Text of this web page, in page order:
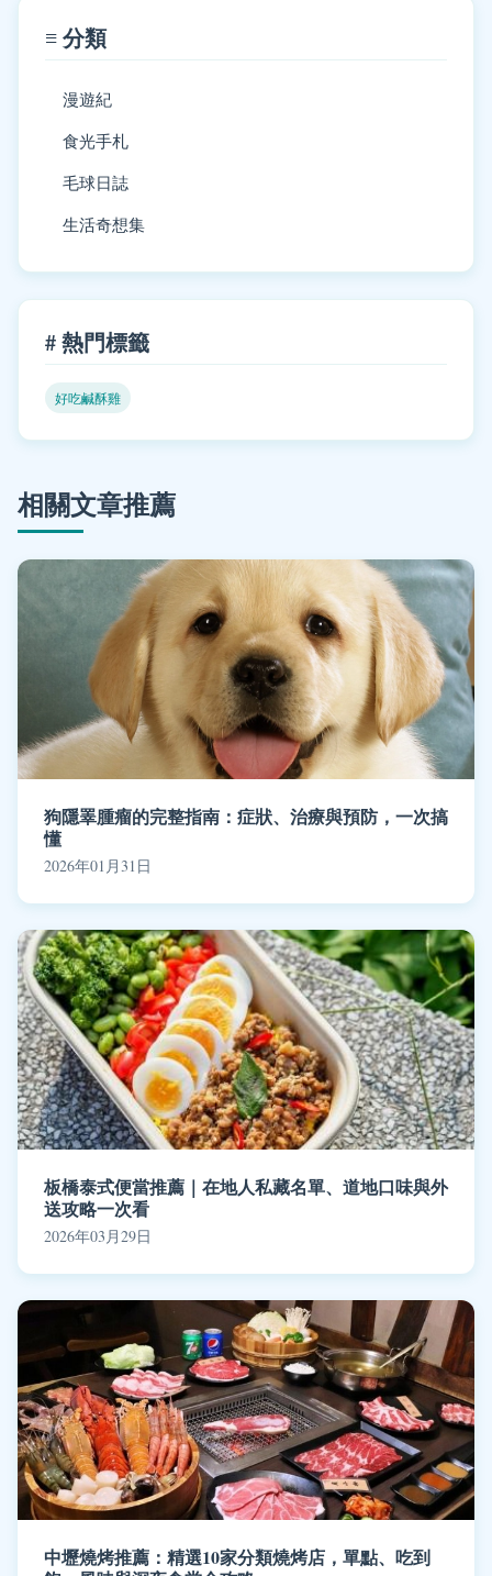
≡ 分類
漫遊紀
食光手札
毛球日誌
生活奇想集
# 熱門標籤
好吃鹹酥雞
相關文章推薦
狗隱睪腫瘤的完整指南：症狀、治療與預防，一次搞
懂
2026年01月31日
板橋泰式便當推薦｜在地人私藏名單、道地口味與外
送攻略一次看
2026年03月29日
中壢燒烤推薦：精選10家分類燒烤店，單點、吃到